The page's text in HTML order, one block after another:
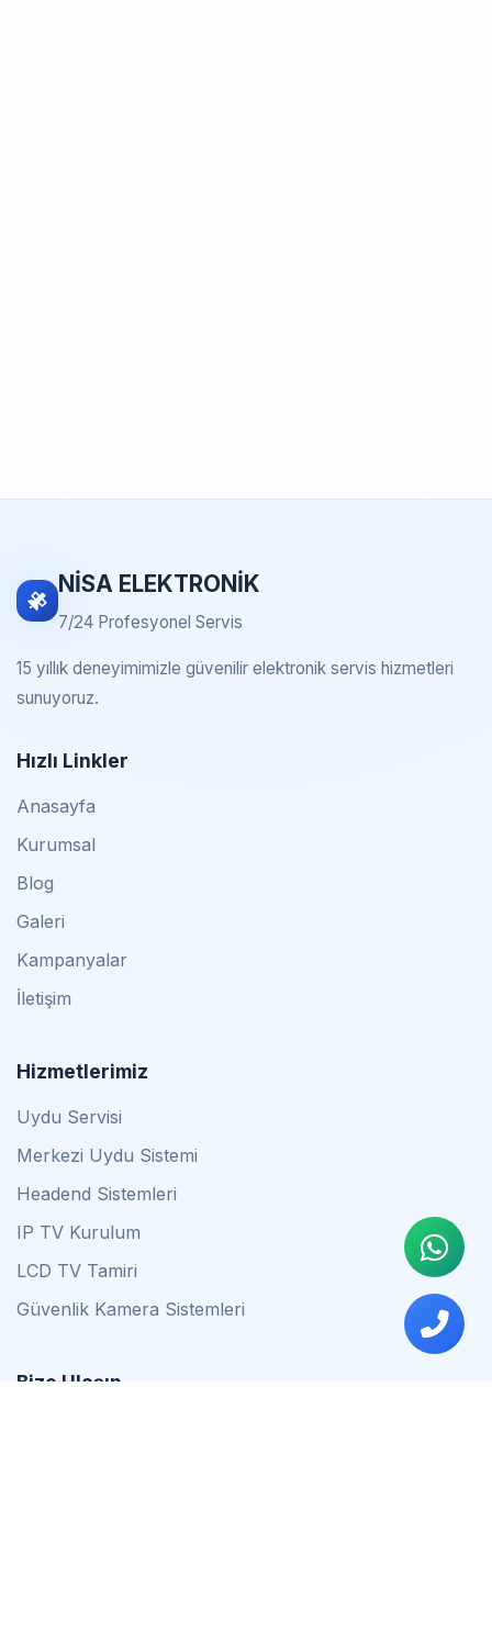
NİSA ELEKTRONİK
7/24 Profesyonel Servis
15 yıllık deneyimimizle güvenilir elektronik servis hizmetleri
sunuyoruz.
Hızlı Linkler
Anasayfa
Kurumsal
Blog
Galeri
Kampanyalar
İletişim
Hizmetlerimiz
Uydu Servisi
Merkezi Uydu Sistemi
Headend Sistemleri
IP TV Kurulum
LCD TV Tamiri
Güvenlik Kamera Sistemleri
Bize Ulaşın